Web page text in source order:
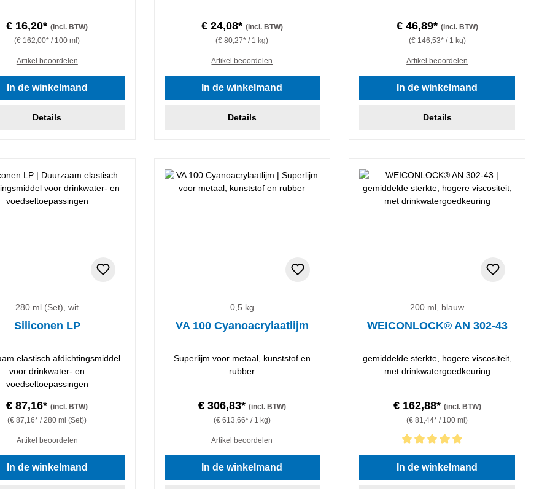
€ 16,20*(incl. BTW)
(€ 162,00* / 100 ml)
Artikel beoordelen
In de winkelmand
Details
€ 24,08* (incl. BTW)
(€ 80,27* / 1 kg)
Artikel beoordelen
In de winkelmand
Details
€ 46,89* (incl. BTW)
(€ 146,53* / 1 kg)
Artikel beoordelen
In de winkelmand
Details
280 ml (Set), wit
Siliconen LP
elastisch afdichtingsmiddel
voor drinkwater- en
voedseltoepassingen
€ 87,16*(incl. BTW)
(€ 87,16* / 280 ml (Set))
Artikel beoordelen
In de winkelmand
0,5 kg
VA 100 Cyanoacrylaatlijm
Superlijm voor metaal, kunststof en
rubber
€ 306,83* (incl. BTW)
(€ 613,66* / 1 kg)
Artikel beoordelen
In de winkelmand
200 ml, blauw
WEICONLOCK® AN 302-43
gemiddelde sterkte, hogere viscositeit,
met drinkwatergoedkeuring
€ 162,88* (incl. BTW)
(€ 81,44* / 100 ml)
Gemiddelde waardering van 5 van 5 sterren
In de winkelmand